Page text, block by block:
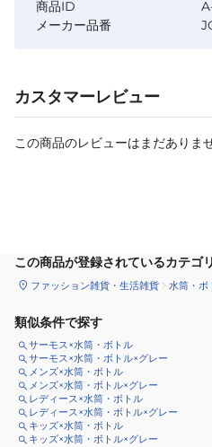
商品ID
メーカー品番
カスタマーレビュー
この商品のレビューはまだありませ
この商品が登録されているカテゴリ
ファッション雑貨・生活雑貨 水筒・ボ
類似条件で探す
サーモス×水筒・ボトル
サーモス×水筒・ボトル×グレー
メンズ×水筒・ボトル
メンズ×水筒・ボトル×グレー
レディース×水筒・ボトル
レディース×水筒・ボトル×グレー
キッズ×水筒・ボトル
キッズ×水筒・ボトル×グレー